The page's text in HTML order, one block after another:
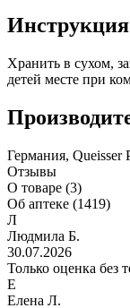
Инструкция
Хранить в сухом,
детей месте при
Германия, Queisser
Отзывы
О товаре (3)
Об аптеке (1419)
Л
Людмила Б.
30.07.2026
Только оценка без
Е
Елена Л.